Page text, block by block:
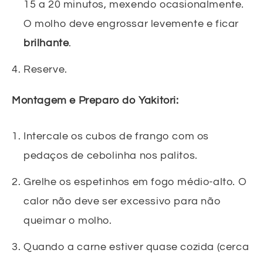
15 a 20 minutos, mexendo ocasionalmente.
O molho deve engrossar levemente e ficar
brilhante.
Reserve.
Montagem e Preparo do Yakitori:
Intercale os cubos de frango com os
pedaços de cebolinha nos palitos.
Grelhe os espetinhos em fogo médio-alto. O
calor não deve ser excessivo para não
queimar o molho.
Quando a carne estiver quase cozida (cerca